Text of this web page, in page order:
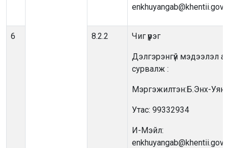
6 8.2.2 Чиг үүрэг
Дэлгэрэнгүй мэдээлэл
сурвалж :
Мэргэжилтэн:Б.Энх-
Утас: 99332934
И-Мэйл: